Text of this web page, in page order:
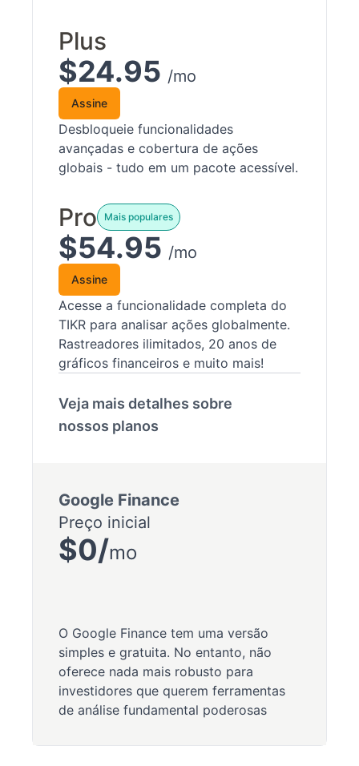
Plus
$24.95 /mo
Assine
Desbloqueie funcionalidades
avançadas e cobertura de ações
globais - tudo em um pacote acessível.
Pro Mais populares
$54.95 /mo
Assine
Acesse a funcionalidade completa do
TIKR para analisar ações globalmente.
Rastreadores ilimitados, 20 anos de
gráficos financeiros e muito mais!
Veja mais detalhes sobre
nossos planos
Google Finance
Preço inicial
$0/mo
O Google Finance tem uma versão
simples e gratuita. No entanto, não
oferece nada mais robusto para
investidores que querem ferramentas
de análise fundamental poderosas